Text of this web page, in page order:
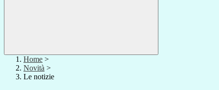
Home >
Novità >
Le notizie